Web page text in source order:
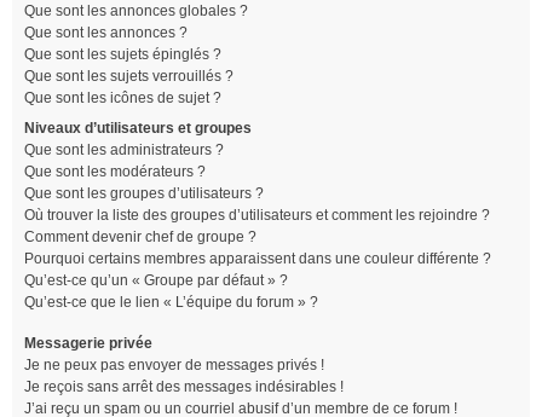
Que sont les annonces globales ?
Que sont les annonces ?
Que sont les sujets épinglés ?
Que sont les sujets verrouillés ?
Que sont les icônes de sujet ?
Niveaux d’utilisateurs et groupes
Que sont les administrateurs ?
Que sont les modérateurs ?
Que sont les groupes d’utilisateurs ?
Où trouver la liste des groupes d’utilisateurs et comment les rejoindre ?
Comment devenir chef de groupe ?
Pourquoi certains membres apparaissent dans une couleur différente ?
Qu’est-ce qu’un « Groupe par défaut » ?
Qu’est-ce que le lien « L’équipe du forum » ?
Messagerie privée
Je ne peux pas envoyer de messages privés !
Je reçois sans arrêt des messages indésirables !
J’ai reçu un spam ou un courriel abusif d’un membre de ce forum !